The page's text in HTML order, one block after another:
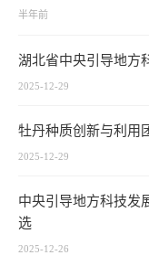
半年前
湖北省中央引导地方
2025-12-29
牡丹种质创新与利用
2025-12-29
中央引导地方科技发
选
2025-12-26